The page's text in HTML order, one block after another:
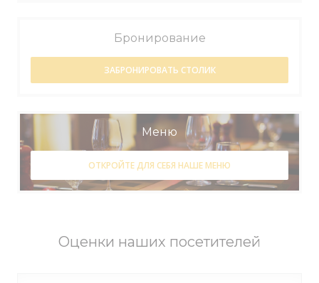
Оценки наших посетителей
Бронирование
ЗАБРОНИРОВАТЬ СТОЛИК
Меню
ОТКРОЙТЕ ДЛЯ СЕБЯ НАШЕ МЕНЮ